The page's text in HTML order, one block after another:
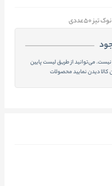
50عددی
می‌توانید از طریق لیست پایین
دیدن نمایید محصولات